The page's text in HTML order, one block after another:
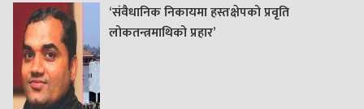
‘संवैधानिक निकायमा हस्तक्षेपको प्रवृति
लोकतन्त्रमाथिको प्रहार’